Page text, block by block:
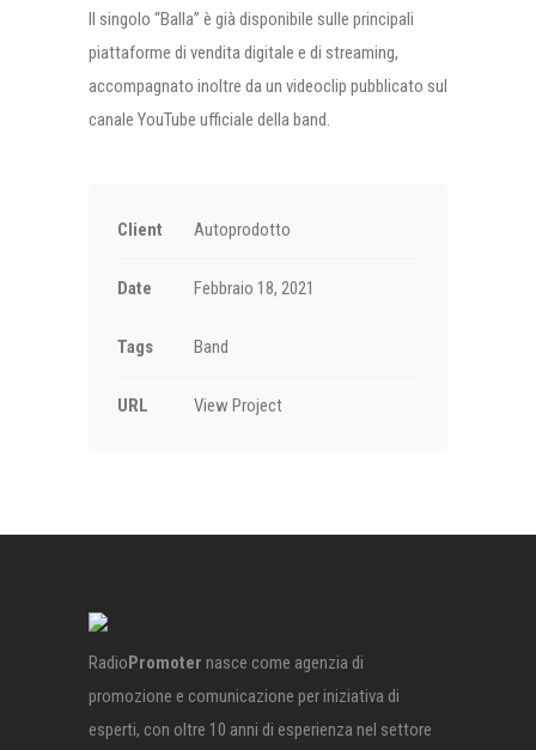
Il singolo “Balla” è già disponibile sulle principali
piattaforme di vendita digitale e di streaming,
accompagnato inoltre da un videoclip pubblicato sul
canale YouTube ufficiale della band.
Client Autoprodotto
Date Febbraio 18, 2021
Tags Band
URL View Project
RadioPromoter nasce come agenzia di
promozione e comunicazione per iniziativa di
esperti, con oltre 10 anni di esperienza nel settore